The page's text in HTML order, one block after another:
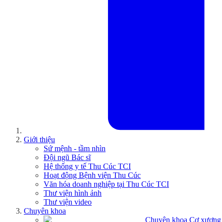
Giới thiệu
Sứ mệnh - tầm nhìn
Đội ngũ Bác sĩ
Hệ thống y tế Thu Cúc TCI
Hoạt động Bệnh viện Thu Cúc
Văn hóa doanh nghiệp tại Thu Cúc TCI
Thư viện hình ảnh
Thư viện video
Chuyên khoa
Chuyên khoa Cơ